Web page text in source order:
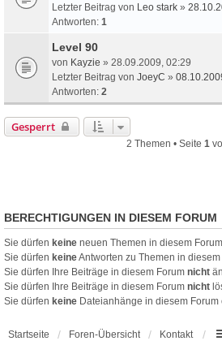
Letzter Beitrag von Leo stark »
Antworten: 1
Level 90
von Kayzie » 28.09.2009, 02:29
Letzter Beitrag von JoeyC »
Antworten: 2
Gesperrt
2 Themen • Seite 1
BERECHTIGUNGEN IN DIESEM FORUM
Sie dürfen keine neuen Themen in diesem
Sie dürfen keineAntworten zu Themen in
Sie dürfen Ihre Beiträge in diesem Forum nicht
Sie dürfen Ihre Beiträge in diesem Forum nicht
Sie dürfen keine Dateianhänge in diesem Forum
Startseite Foren-Übersicht Kontakt